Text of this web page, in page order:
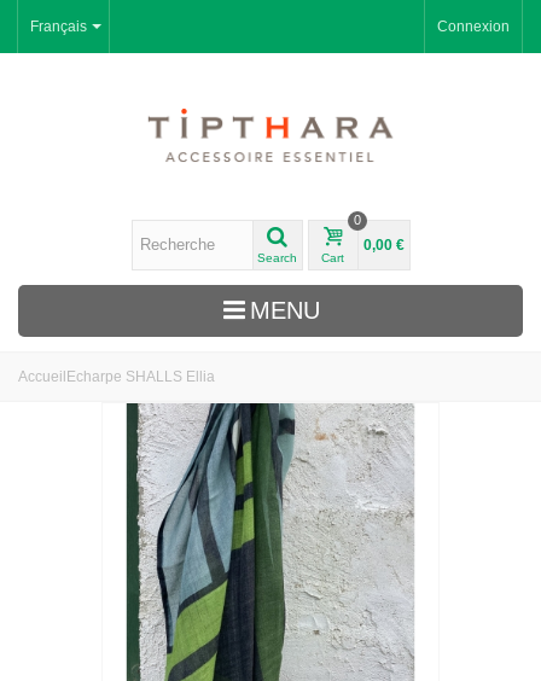
Français Connexion
Search Cart
0
0,00 €
MENU
AccueilEcharpe SHALLS Ellia